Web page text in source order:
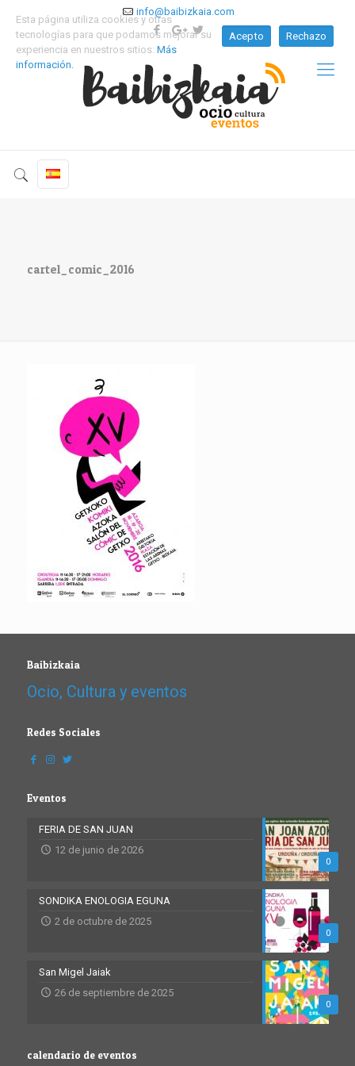
info@baibizkaia.com
cartel_comic_2016
Baibizkaia
Ocio, Cultura y eventos
Redes Sociales
Eventos
0
FERIA DE SAN JUAN
12 de junio de 2026
0
SONDIKA ENOLOGIA EGUNA
2 de octubre de 2025
0
San Migel Jaiak
26 de septiembre de 2025
calendario de eventos
Esta página utiliza cookies y otras
tecnologías para que podamos mejorar su
experiencia en nuestros sitios: Más
información.
Acepto Rechazo